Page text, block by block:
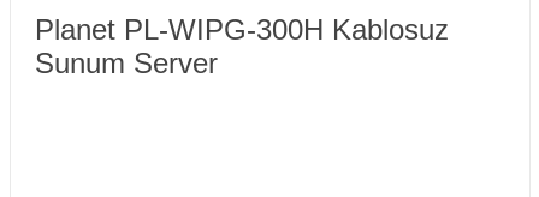
Planet PL-WIPG-300H Kablosuz
Sunum Server